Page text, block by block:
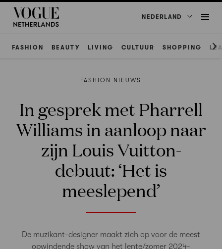
NEDERLAND
FASHION BEAUTY LIVING CULTUUR SHOPPING
FASHION NIEUWS
In gesprek met Pharrell
Williams in aanloop naar
zijn Louis Vuitton-
debuut: ‘Het is
meeslepend’
De muzikant-designer maakt zich op voor de meest
opwindende show van het lente/zomer 2024-